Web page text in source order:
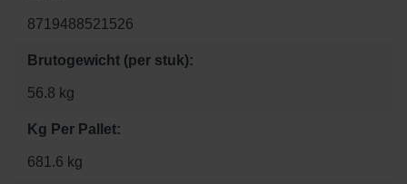
8719488521526
Brutogewicht (per stuk):
56.8 kg
Kg Per Pallet:
681.6 kg